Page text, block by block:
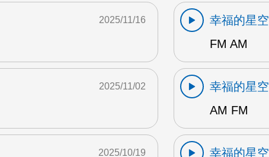
2025/11/16
幸福的星空
FM AM
2025/11/02
幸福的星空
AM FM
2025/10/19
幸福的星空